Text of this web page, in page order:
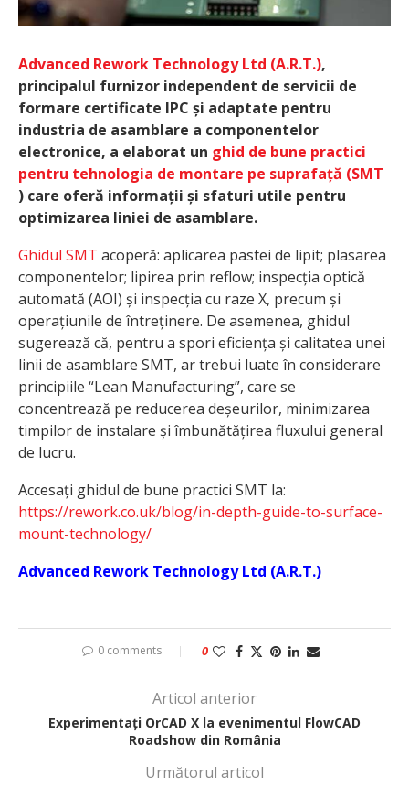
Advanced Rework Technology Ltd (A.R.T.),
principalul furnizor independent de servicii de
formare certificate IPC și adaptate pentru
industria de asamblare a componentelor
electronice, a elaborat un ghid de bune practici
pentru tehnologia de montare pe suprafață (SMT
) care oferă informații și sfaturi utile pentru
optimizarea liniei de asamblare.
Ghidul SMT acoperă: aplicarea pastei de lipit; plasarea
componentelor; lipirea prin reflow; inspecția optică
automată (AOI) și inspecția cu raze X, precum și
operațiunile de întreținere. De asemenea, ghidul
sugerează că, pentru a spori eficiența și calitatea unei
linii de asamblare SMT, ar trebui luate în considerare
principiile “Lean Manufacturing”, care se
concentrează pe reducerea deșeurilor, minimizarea
timpilor de instalare și îmbunătățirea fluxului general
de lucru.
Accesați ghidul de bune practici SMT la:
https://rework.co.uk/blog/in-depth-guide-to-surface-
mount-technology/
Advanced Rework Technology Ltd (A.R.T.)
0 comments 0
Articol anterior
Experimentați OrCAD X la evenimentul FlowCAD
Roadshow din România
Următorul articol